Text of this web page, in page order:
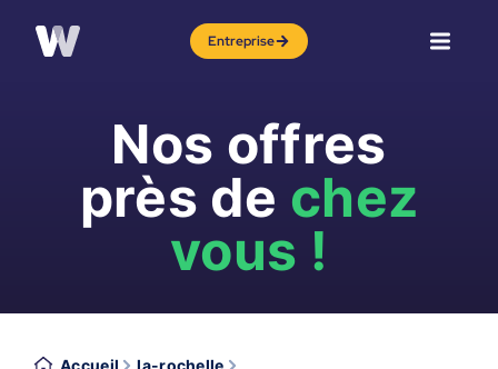
Entreprise
Nos offres
près de chez
vous !
Accueil
la-rochelle